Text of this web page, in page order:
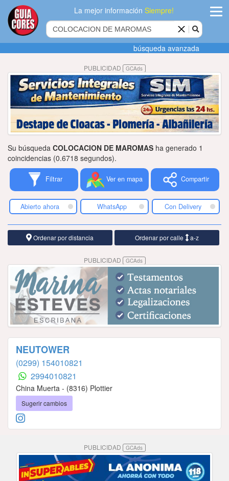
La mejor informaciónSiempre!
Agregar
empresa
Actualizar
datos
Publicidad
Tiendacores
Contactenos
búsqueda avanzada
PUBLICIDAD GCAds
Su búsqueda COLOCACION DE MAROMAS ha generado 1
coincidencias (0.6718 segundos).
Filtrar Ver en mapa Compartir
Abierto ahora WhatsApp Con Delivery
Ordenar por distancia Ordenar por calle a-z
PUBLICIDAD GCAds
NEUTOWER
(0299) 154010821
2994010821
China Muerta - (8316) Plottier
Sugerir cambios
PUBLICIDAD GCAds